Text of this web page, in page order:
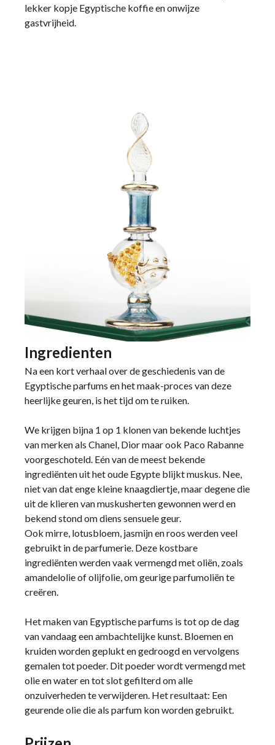
lekker kopje Egyptische koffie en onwijze
gastvrijheid.
Ingredienten
Na een kort verhaal over de geschiedenis van de
Egyptische parfums en het maak-proces van deze
heerlijke geuren, is het tijd om te ruiken.
We krijgen bijna 1 op 1 klonen van bekende luchtjes
van merken als Chanel, Dior maar ook Paco Rabanne
voorgeschoteld. Eén van de meest bekende
ingrediënten uit het oude Egypte blijkt muskus. Nee,
niet van dat enge kleine knaagdiertje, maar degene die
uit de klieren van muskusherten gewonnen werd en
bekend stond om diens sensuele geur.
Ook mirre, lotusbloem, jasmijn en roos werden veel
gebruikt in de parfumerie. Deze kostbare
ingrediënten werden vaak vermengd met oliën, zoals
amandelolie of olijfolie, om geurige parfumoliën te
creëren.
Het maken van Egyptische parfums is tot op de dag
van vandaag een ambachtelijke kunst. Bloemen en
kruiden worden geplukt en gedroogd en vervolgens
gemalen tot poeder. Dit poeder wordt vermengd met
olie en water en tot slot gefilterd om alle
onzuiverheden te verwijderen. Het resultaat: Een
geurende olie die als parfum kon worden gebruikt.